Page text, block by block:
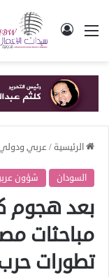
القائمة تسجيل الدخول
الرئيسية/ عربي
السودان شؤون
بعد هجوم
مباحثات
تطورات